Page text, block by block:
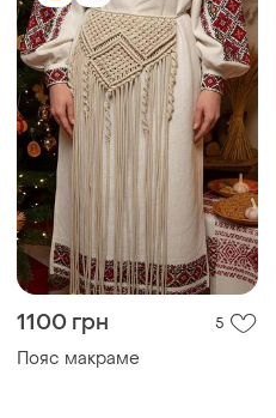
1100 грн 5
Пояс макраме